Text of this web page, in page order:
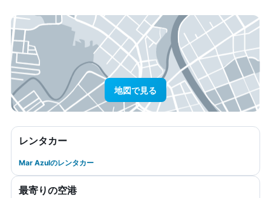
地図で見る
レンタカー
Mar Azulのレンタカー
最寄りの空港